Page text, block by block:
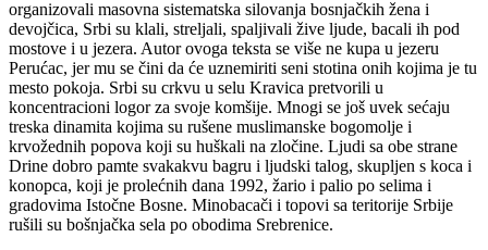
organizovali masovna sistematska silovanja bosnjačkih žena i
devojčica, Srbi su klali, streljali, spaljivali žive ljude, bacali ih pod
mostove i u jezera. Autor ovoga teksta se više ne kupa u jezeru
Perućac, jer mu se čini da će uznemiriti seni stotina onih kojima je tu
mesto pokoja. Srbi su crkvu u selu Kravica pretvorili u
koncentracioni logor za svoje komšije. Mnogi se još uvek sećaju
treska dinamita kojima su rušene muslimanske bogomolje i
krvožednih popova koji su huškali na zločine. Ljudi sa obe strane
Drine dobro pamte svakakvu bagru i ljudski talog, skupljen s koca i
konopca, koji je prolećnih dana 1992, žario i palio po selima i
gradovima Istočne Bosne. Minobacači i topovi sa teritorije Srbije
rušili su bošnjačka sela po obodima Srebrenice.